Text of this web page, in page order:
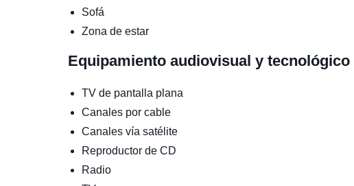
Sofá
Zona de estar
Equipamiento audiovisual y tecnológico
TV de pantalla plana
Canales por cable
Canales vía satélite
Reproductor de CD
Radio